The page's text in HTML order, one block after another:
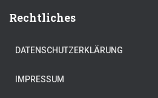
Rechtliches
DATENSCHUTZERKLÄRUNG
IMPRESSUM